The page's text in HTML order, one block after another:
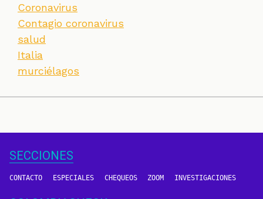
Coronavirus
Contagio coronavirus
salud
Italia
murciélagos
SECCIONES
CONTACTO ESPECIALES CHEQUEOS ZOOM INVESTIGACIONES